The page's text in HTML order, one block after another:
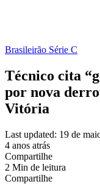
Brasileirão Série C
Técnico cita
por nova
Vitória
Last updated: 19 de
4 anos atrás
Compartilhe
2 Min de leitura
Compartilhe